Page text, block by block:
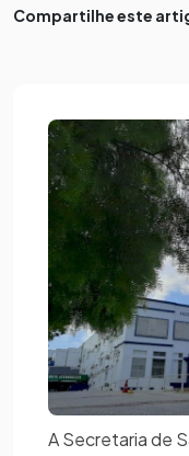
Compartilhe este
A Secretaria de